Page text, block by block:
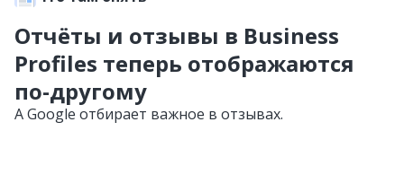
Отчёты и отзывы в Business
Profiles теперь отображаются
по-другому
А Google отбирает важное в отзывах.